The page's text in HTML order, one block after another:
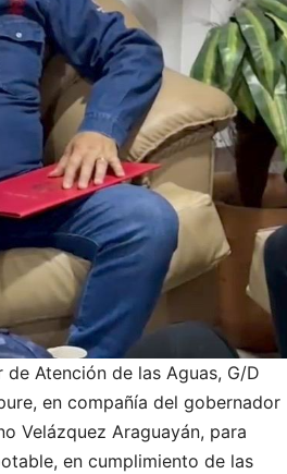
Atención de las Aguas, G/D
en compañía del gobernador
Velázquez Araguayán, para
en cumplimiento de las